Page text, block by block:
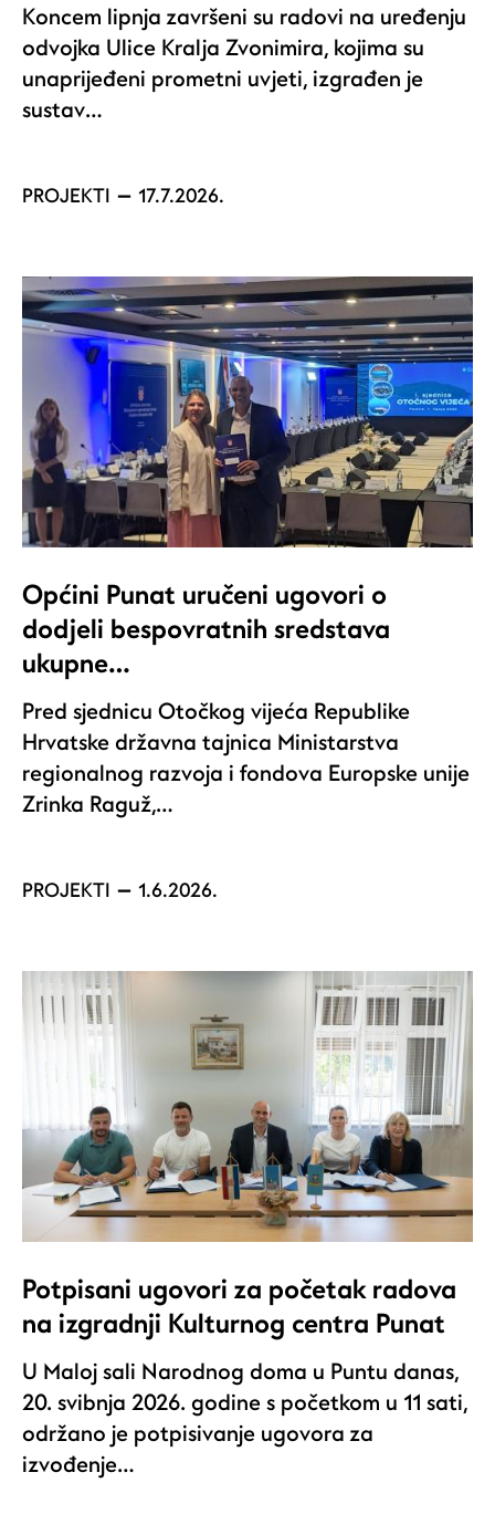
Koncem lipnja završeni su radovi na uređenju
odvojka Ulice Kralja Zvonimira, kojima su
unaprijeđeni prometni uvjeti, izgrađen je
sustav…
PROJEKTI 17.7.2026.
Općini Punat uručeni ugovori o
dodjeli bespovratnih sredstava
ukupne…
Pred sjednicu Otočkog vijeća Republike
Hrvatske državna tajnica Ministarstva
regionalnog razvoja i fondova Europske unije
Zrinka Raguž,…
PROJEKTI 1.6.2026.
Potpisani ugovori za početak radova
na izgradnji Kulturnog centra Punat
U Maloj sali Narodnog doma u Puntu danas,
20. svibnja 2026. godine s početkom u 11 sati,
održano je potpisivanje ugovora za
izvođenje…